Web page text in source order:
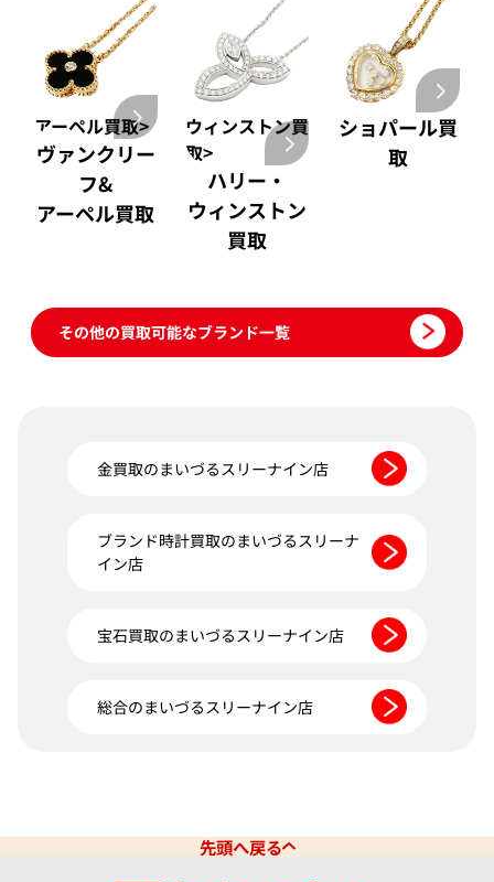
アーペル買取>
ヴァンクリー
フ&
アーペル買取
ウィンストン買
取>
ハリー・
ウィンストン
買取
ショパール買
取
その他の買取可能なブランド一覧
金買取のまいづるスリーナイン店
ブランド時計買取のまいづるスリーナ
イン店
宝石買取のまいづるスリーナイン店
総合のまいづるスリーナイン店
先頭へ戻る